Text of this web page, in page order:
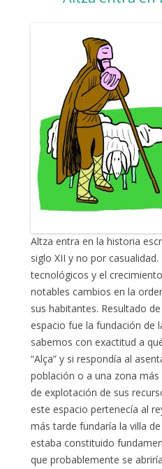
Altza entra en la historia
siglo XII y no por
tecnológicos y el
notables cambios en la
sus habitantes. Resultado
espacio fue la fundación de
sabemos con exactitud a
“Alça” y si respondía al
población o a una zona
de explotación de sus
este espacio pertenecía al
más tarde fundaría la villa
estaba constituido
que probablemente se